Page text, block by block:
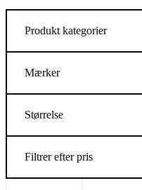
Produkt kategorier
Mærker
Størrelse
Filtrer efter pris